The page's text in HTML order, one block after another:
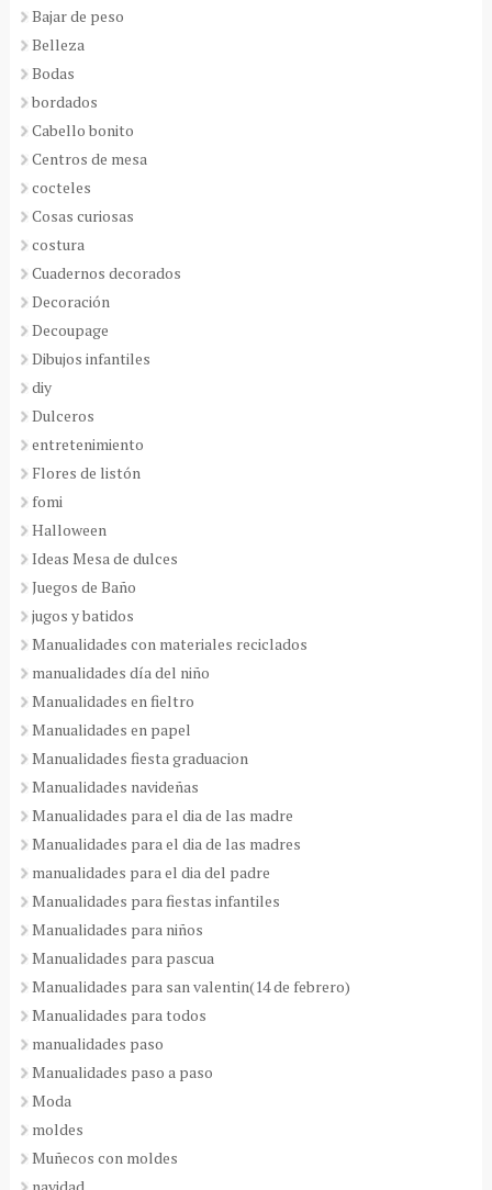
Bajar de peso
Belleza
Bodas
bordados
Cabello bonito
Centros de mesa
cocteles
Cosas curiosas
costura
Cuadernos decorados
Decoración
Decoupage
Dibujos infantiles
diy
Dulceros
entretenimiento
Flores de listón
fomi
Halloween
Ideas Mesa de dulces
Juegos de Baño
jugos y batidos
Manualidades con materiales reciclados
manualidades día del niño
Manualidades en fieltro
Manualidades en papel
Manualidades fiesta graduacion
Manualidades navideñas
Manualidades para el dia de las madre
Manualidades para el dia de las madres
manualidades para el dia del padre
Manualidades para fiestas infantiles
Manualidades para niños
Manualidades para pascua
Manualidades para san valentin(14 de febrero)
Manualidades para todos
manualidades paso
Manualidades paso a paso
Moda
moldes
Muñecos con moldes